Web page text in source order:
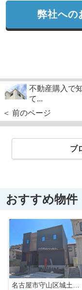
弊社への
不動産購入で
て...
＜ 前のページ
ブ
おすすめ物件